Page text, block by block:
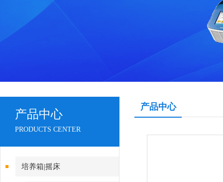
产品中心
PRODUCTS CENTER
培养箱|摇床
产品中心